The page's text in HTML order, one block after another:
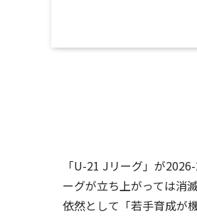
「U-21 Jリーグ」が
ーグが立ち上がっては消
依然として「若手育成が